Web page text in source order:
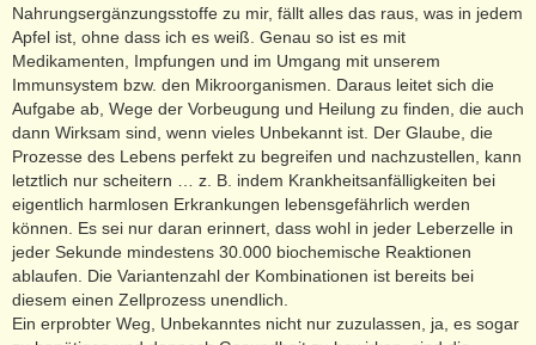
Nahrungsergänzungsstoffe zu mir, fällt alles das raus, was in jedem
Apfel ist, ohne dass ich es weiß. Genau so ist es mit
Medikamenten, Impfungen und im Umgang mit unserem
Immunsystem bzw. den Mikroorganismen. Daraus leitet sich die
Aufgabe ab, Wege der Vorbeugung und Heilung zu finden, die auch
dann Wirksam sind, wenn vieles Unbekannt ist. Der Glaube, die
Prozesse des Lebens perfekt zu begreifen und nachzustellen, kann
letztlich nur scheitern … z. B. indem Krankheitsanfälligkeiten bei
eigentlich harmlosen Erkrankungen lebensgefährlich werden
können. Es sei nur daran erinnert, dass wohl in jeder Leberzelle in
jeder Sekunde mindestens 30.000 biochemische Reaktionen
ablaufen. Die Variantenzahl der Kombinationen ist bereits bei
diesem einen Zellprozess unendlich.
Ein erprobter Weg, Unbekanntes nicht nur zuzulassen, ja, es sogar